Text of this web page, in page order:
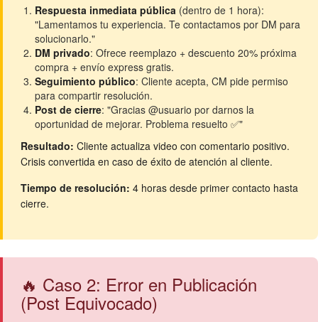
Respuesta inmediata pública (dentro de 1 hora):
"Lamentamos tu experiencia. Te contactamos por DM para
solucionarlo."
DM privado: Ofrece reemplazo + descuento 20% próxima
compra + envío express gratis.
Seguimiento público: Cliente acepta, CM pide permiso
para compartir resolución.
Post de cierre: "Gracias @usuario por darnos la
oportunidad de mejorar. Problema resuelto ✅"
Resultado: Cliente actualiza video con comentario positivo.
Crisis convertida en caso de éxito de atención al cliente.
Tiempo de resolución: 4 horas desde primer contacto hasta
cierre.
🔥 Caso 2: Error en Publicación
(Post Equivocado)